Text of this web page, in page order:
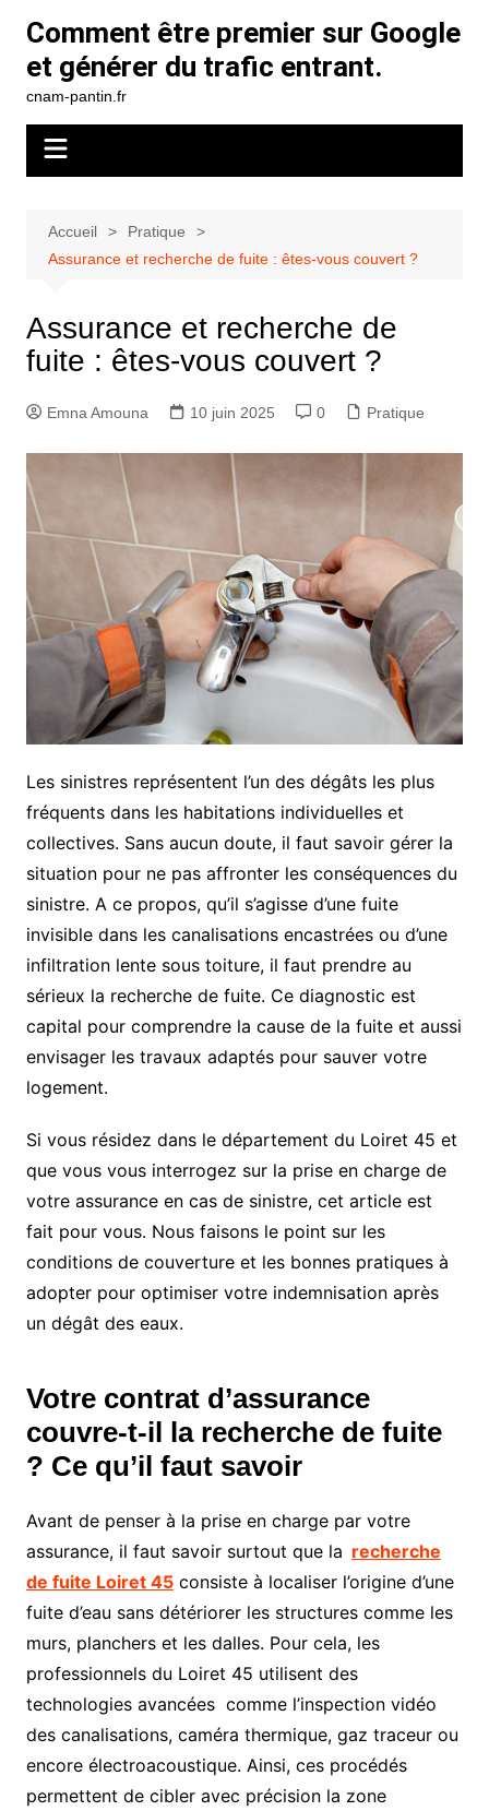
contenu
Comment être premier sur Google
et générer du trafic entrant.
cnam-pantin.fr
Accueil
Pratique
Assurance et recherche de fuite : êtes-vous couvert ?
Assurance et recherche de
fuite : êtes-vous couvert ?
Emna Amouna 10 juin 2025 0 Pratique
Les sinistres représentent l’un des dégâts les plus
fréquents dans les habitations individuelles et
collectives. Sans aucun doute, il faut savoir gérer la
situation pour ne pas affronter les conséquences du
sinistre. A ce propos, qu’il s’agisse d’une fuite
invisible dans les canalisations encastrées ou d’une
infiltration lente sous toiture, il faut prendre au
sérieux la recherche de fuite. Ce diagnostic est
capital pour comprendre la cause de la fuite et aussi
envisager les travaux adaptés pour sauver votre
logement.
Si vous résidez dans le département du Loiret 45 et
que vous vous interrogez sur la prise en charge de
votre assurance en cas de sinistre, cet article est
fait pour vous. Nous faisons le point sur les
conditions de couverture et les bonnes pratiques à
adopter pour optimiser votre indemnisation après
un dégât des eaux.
Votre contrat d’assurance
couvre-t-il la recherche de fuite
? Ce qu’il faut savoir
Avant de penser à la prise en charge par votre
assurance, il faut savoir surtout que la recherche
de fuite Loiret 45 consiste à localiser l’origine d’une
fuite d’eau sans détériorer les structures comme les
murs, planchers et les dalles. Pour cela, les
professionnels du Loiret 45 utilisent des
technologies avancées comme l’inspection vidéo
des canalisations, caméra thermique, gaz traceur ou
encore électroacoustique. Ainsi, ces procédés
permettent de cibler avec précision la zone